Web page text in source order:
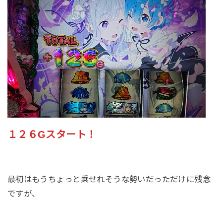
１２６Gスタート！
最初はもうちょっと乗せれそうな勢いだっただけに残念
ですが、